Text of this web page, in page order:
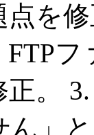
を
。
ん」